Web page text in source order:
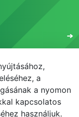
E-learning
a
a nyomon
kapcsolatos
használjuk.